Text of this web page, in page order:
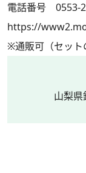
電話番号 0553-
https://
※通販可（セット
山梨